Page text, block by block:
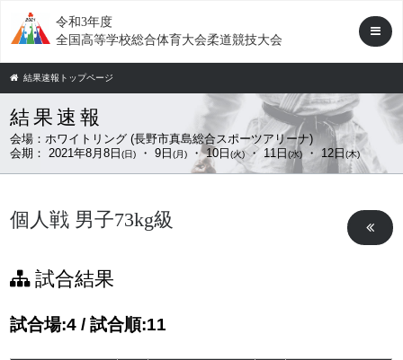
令和3年度
全国高等学校総合体育大会柔道競技大会
結果速報トップページ
結果速報
会場：ホワイトリング (長野市真島総合スポーツアリーナ)
会期： 2021年8月8日(日) ・ 9日(月) ・ 10日(火)・ 11日(水) ・ 12日(木)
個人戦 男子73kg級
試合結果
試合場:4 / 試合順:11